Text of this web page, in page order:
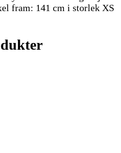
fram: 141 cm i storlek XS